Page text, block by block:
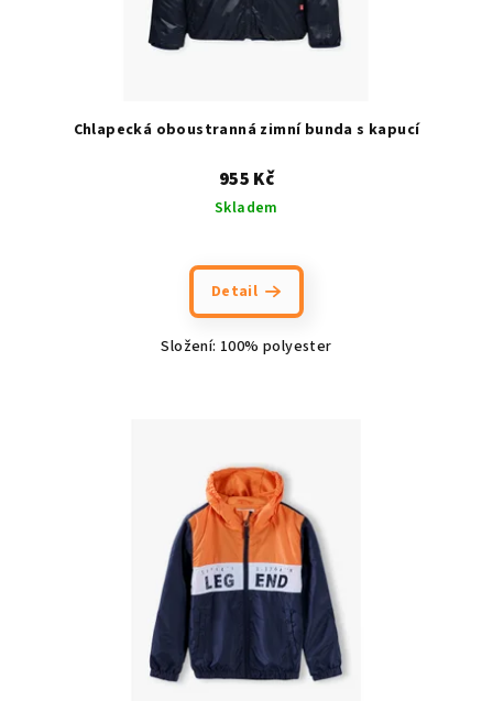
Chlapecká oboustranná zimní bunda s kapucí
955 Kč
Skladem
Detail
Složení: 100% polyester